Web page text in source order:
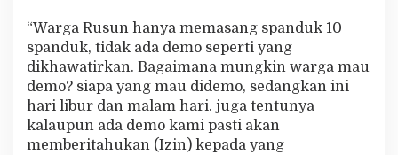
“Warga Rusun hanya memasang spanduk 10
spanduk, tidak ada demo seperti yang
dikhawatirkan. Bagaimana mungkin warga mau
demo? siapa yang mau didemo, sedangkan ini
hari libur dan malam hari. juga tentunya
kalaupun ada demo kami pasti akan
memberitahukan (Izin) kepada yang